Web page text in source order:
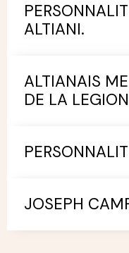
ALTIANI.
ALTIANAIS
DE LA
JOSEPH